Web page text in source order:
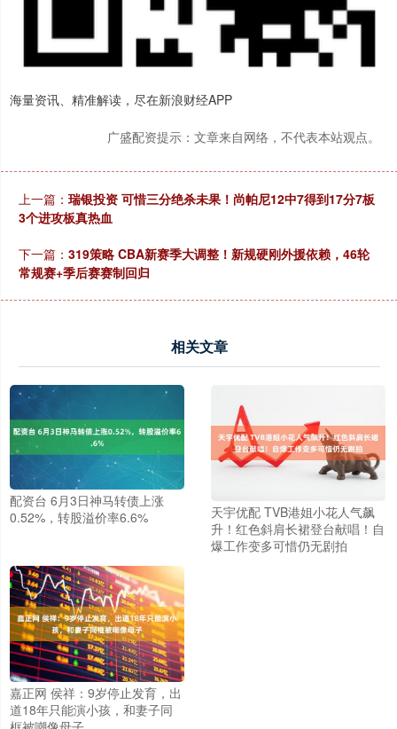
海量资讯、精准解读，尽在新浪财经APP
广盛配资提示：文章来自网络，不代表本站观点。
上一篇： 瑞银投资 可惜三分绝杀未果！尚帕尼12中7得到17分7板
3个进攻板真热血
下一篇： 319策略 CBA新赛季大调整！新规硬刚外援依赖，46轮
常规赛+季后赛赛制回归
相关文章
配资台 6月3日神马转债上涨
0.52%，转股溢价率6.6%
天宇优配 TVB港姐小花人气飙
升！红色斜肩长裙登台献唱！自
爆工作变多可惜仍无剧拍
嘉正网 侯祥：9岁停止发育，出
道18年只能演小孩，和妻子同